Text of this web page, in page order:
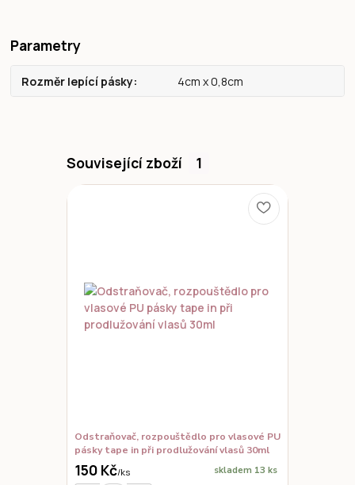
Parametry
Rozměr lepící pásky 4cm x 0,8cm
Související zboží 1
Odstraňovač, rozpouštědlo pro vlasové PU
pásky tape in při prodlužování vlasů 30ml
150 Kč/ks skladem 13 ks